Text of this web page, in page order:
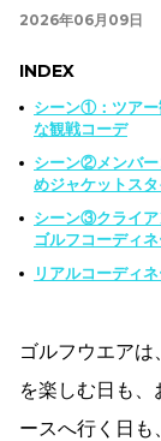
2026年06月09日
INDEX
シーン①：ツアー
な観戦コーデ
シーン②メンバー
めジャケットス
シーン③クライア
ゴルフコーディネ
リアルコーディ
ゴルフウエア
を楽しむ日も
ースへ行く日